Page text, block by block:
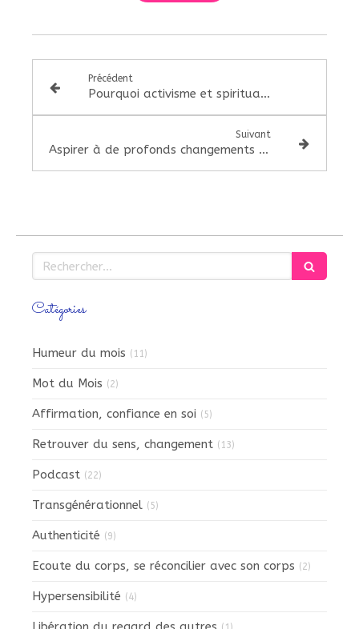
Précédent
Pourquoi activisme et spiritualité ne se rencontrent pas
Suivant
Aspirer à de profonds changements grâce à la sororité
Rechercher
Catégories
Humeur du mois (11)
Mot du Mois (2)
Affirmation, confiance en soi (5)
Retrouver du sens, changement (13)
Podcast (22)
Transgénérationnel (5)
Authenticité (9)
Ecoute du corps, se réconcilier avec son corps (2)
Hypersensibilité (4)